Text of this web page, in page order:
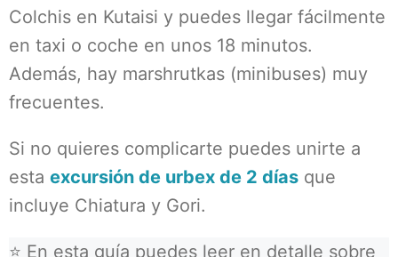
Colchis en Kutaisi y puedes llegar fácilmente
en taxi o coche en unos 18 minutos.
Además, hay marshrutkas (minibuses) muy
frecuentes.
Si no quieres complicarte puedes unirte a
esta excursión de urbex de 2 días que
incluye Chiatura y Gori.
⭐ En esta guía puedes leer en detalle sobre